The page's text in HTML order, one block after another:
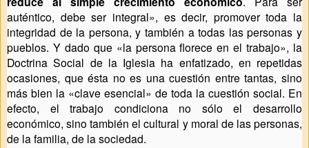
auténtico, debe ser integral», es decir, promover toda la
integridad de la persona, y también a todas las personas y
pueblos. Y dado que «la persona florece en el trabajo», la
Doctrina Social de la Iglesia ha enfatizado, en repetidas
ocasiones, que ésta no es una cuestión entre tantas, sino
más bien la «clave esencial» de toda la cuestión social. En
efecto, el trabajo condiciona no sólo el desarrollo
económico, sino también el cultural y moral de las personas,
de la familia, de la sociedad.